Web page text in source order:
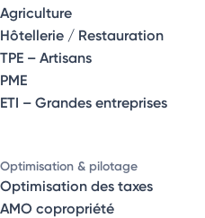
Agriculture
Hôtellerie / Restauration
TPE – Artisans
PME
ETI – Grandes entreprises
Optimisation & pilotage
Optimisation des taxes
AMO copropriété